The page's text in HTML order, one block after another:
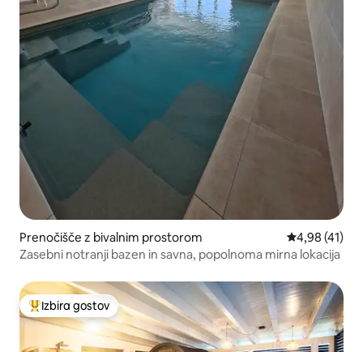
Prenočišče z bivalnim prostorom Povprečna
4,98 (41)
Zasebni notranji bazen in savna, popolnoma mirna lokacija
Najbolj priljubljena prenočišča z značko »Izbira gostov«
Izbira gostov